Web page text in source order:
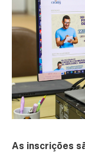
As inscrições